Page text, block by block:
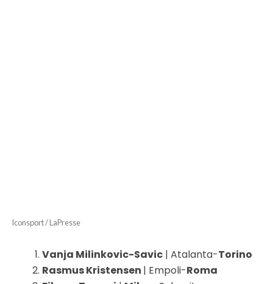
Iconsport / LaPresse
Vanja Milinkovic-Savic| Atalanta-Torino
Rasmus Kristensen | Empoli-Roma